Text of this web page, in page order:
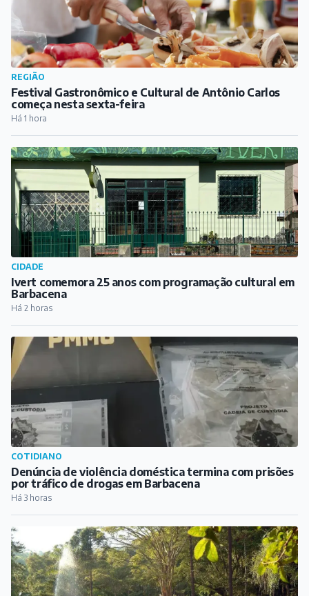
REGIÃO
Festival Gastronômico e Cultural de Antônio Carlos
começa nesta sexta-feira
Há 1 hora
CIDADE
Ivert comemora 25 anos com programação cultural em
Barbacena
Há 2 horas
COTIDIANO
Denúncia de violência doméstica termina com prisões
por tráfico de drogas em Barbacena
Há 3 horas